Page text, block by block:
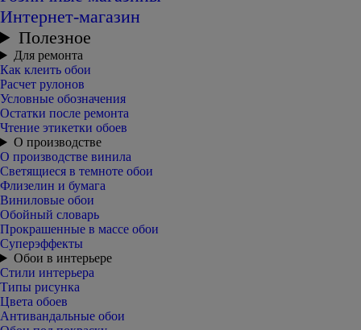
Интернет-магазин
Полезное
Для ремонта
Как клеить обои
Расчет рулонов
Условные обозначения
Остатки после ремонта
Чтение этикетки обоев
О производстве
О производстве винила
Светящиеся в темноте обои
Флизелин и бумага
Виниловые обои
Обойный словарь
Прокрашенные в массе обои
Суперэффекты
Обои в интерьере
Стили интерьера
Типы рисунка
Цвета обоев
Антивандальные обои